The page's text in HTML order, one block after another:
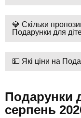
💎 Скільки
Подарунки для
💵 Які ціни на
Подарунки
серпень